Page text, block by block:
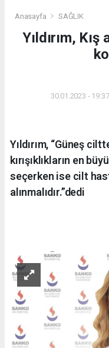
Anasayfa SAĞLIK
Yıldırım,
30.01.2023 -
Yıldırım, “Güneş
kırışıklıkların en
seçerken ise cilt
alınmalıdır.”dedi